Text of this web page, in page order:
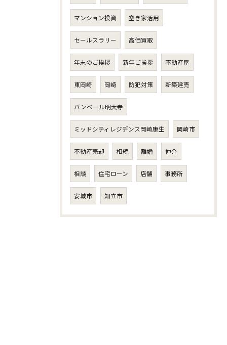
マンション投資 空き家活用
セールスラリー 高価買取
年末のご挨拶 新年ご挨拶 不動産屋
東岡崎 岡崎 防犯対策 新築建売
バンベール明大寺
ミッドシティレジデンス岡崎康生 岡崎市
不動産売却 相続 離婚 仲介
相談 住宅ローン 店舗 事務所
安城市 知立市